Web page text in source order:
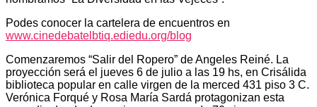
Podes conocer la cartelera de encuentros en
www.cinedebatelbtiq.ediedu.org/blog
Comenzaremos “Salir del Ropero” de Angeles Reiné. La
proyección será el jueves 6 de julio a las 19 hs, en Crisálida
biblioteca popular en calle virgen de la merced 431 piso 3 C.
Verónica Forqué y Rosa María Sardá protagonizan esta